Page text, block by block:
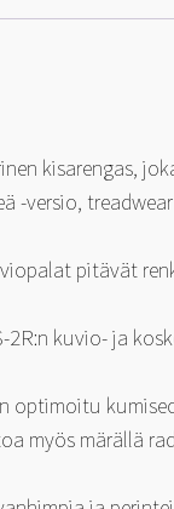
kisarengas,
-versio,
pitävät
kuvio- ja
optimoitu
myös märällä